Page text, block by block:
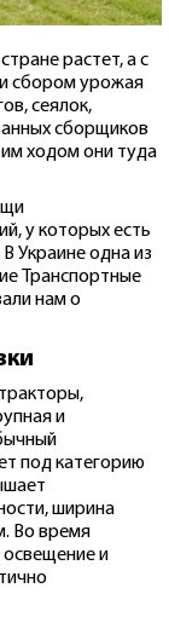
растет, а с
сбором урожая
сеялок,
сборщиков
ходом они туда
у которых есть
Украине одна из
Транспортные
нам о
и
под категорию
ширина
Во время
и